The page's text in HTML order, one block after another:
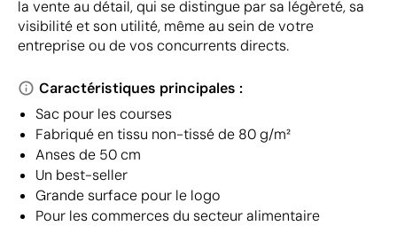
la vente au détail, qui se distingue par sa légèreté, sa
visibilité et son utilité, même au sein de votre
entreprise ou de vos concurrents directs.
Caractéristiques principales :
Sac pour les courses
Fabriqué en tissu non-tissé de 80 g/m²
Anses de 50 cm
Un best-seller
Grande surface pour le logo
Pour les commerces du secteur alimentaire